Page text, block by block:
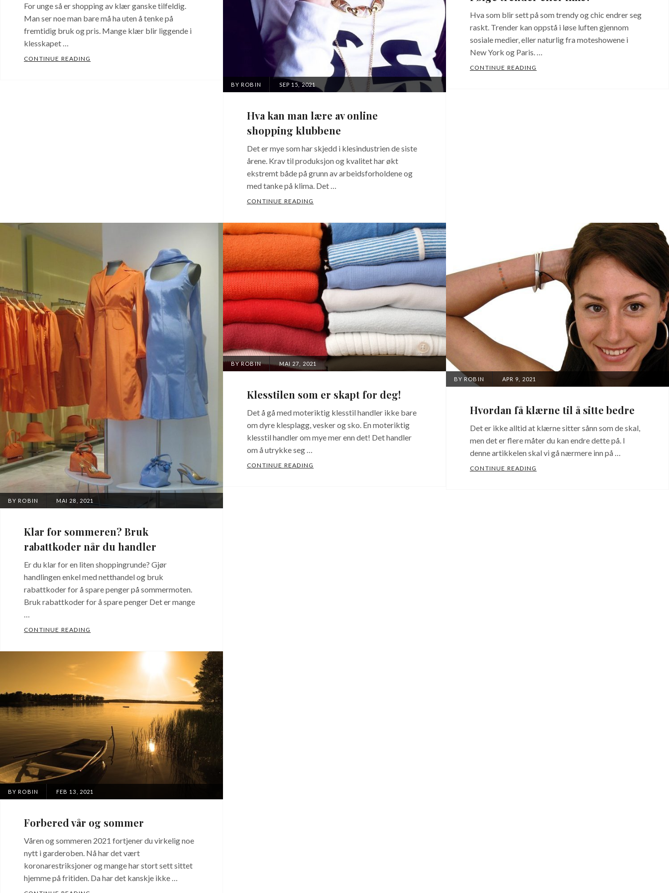
For unge så er shopping av klær ganske tilfeldig.
Man ser noe man bare må ha uten å tenke på
fremtidig bruk og pris. Mange klær blir liggende i
klesskapet …
CONTINUE READING 5 TIPS TIL HVORDAN DU KAN FÅ DE BESTE TILBUDENE PÅ KLÆR
BYROBIN
POSTED
SEP 15, 2021
Hva kan man lære av online
shopping klubbene
Det er mye som har skjedd i klesindustrien de siste
årene. Krav til produksjon og kvalitet har økt
ekstremt både på grunn av arbeidsforholdene og
med tanke på klima. Det …
CONTINUE READING
Hva som blir sett på som trendy og chic endrer seg
raskt. Trender kan oppstå i løse luften gjennom
sosiale medier, eller naturlig fra moteshowene i
New York og Paris. …
CONTINUE READING
BY ROBIN
POSTED
MAI 28, 2021
Klar for sommeren? Bruk
rabattkoder når du handler
Er du klar for en liten shoppingrunde? Gjør
handlingen enkel med netthandel og bruk
rabattkoder for å spare penger på sommermoten.
Bruk rabattkoder for å spare penger Det er mange
…
CONTINUE READING
BYROBIN
POSTED
MAI 27, 2021
Klesstilen som er skapt for deg!
Det å gå med moteriktig klesstil handler ikke bare
om dyre klesplagg, vesker og sko. En moteriktig
klesstil handler om mye mer enn det! Det handler
om å utrykke seg …
CONTINUE READING
BY ROBIN
POSTED
APR 9, 2021
Hvordan få klærne til å sitte bedre
Det er ikke alltid at klærne sitter sånn som de skal,
men det er flere måter du kan endre dette på. I
denne artikkelen skal vi gå nærmere inn på …
CONTINUE READING
BYROBIN
POSTED
FEB 13, 2021
Forbered vår og sommer
Våren og sommeren 2021 fortjener du virkelig noe
nytt i garderoben. Nå har det vært
koronarestriksjoner og mange har stort sett sittet
hjemme på fritiden. Da har det kanskje ikke …